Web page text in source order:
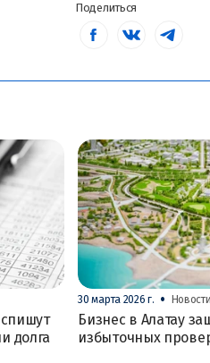
Поделиться
долга
30 марта 2026 г. • Новости
Бизнес в Алатау
избыточных